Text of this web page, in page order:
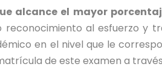
alcance el mayor
al esfuerzo y
en el nivel que le
de este examen a